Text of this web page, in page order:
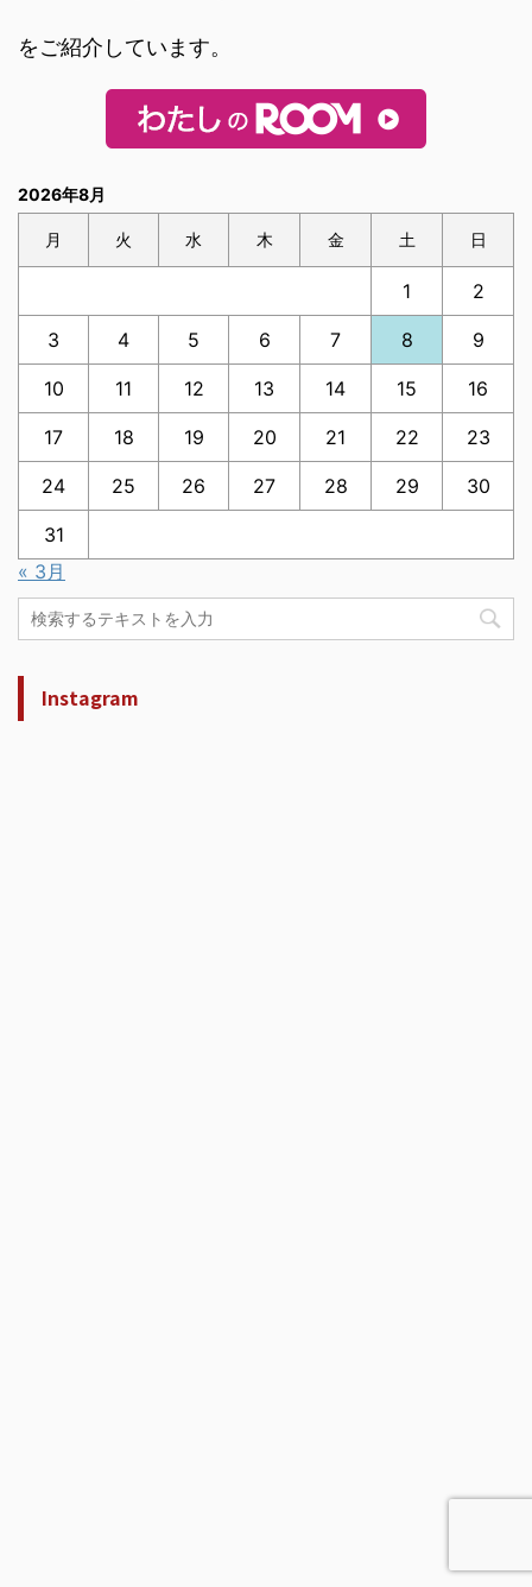
をご紹介しています。
2026年8月
月 火 水 木 金 土 日
1 2
3 4 5 6 7 8 9
10 11 12 13 14 15 16
17 18 19 20 21 22 23
24 25 26 27 28 29 30
31
« 3月
Instagram